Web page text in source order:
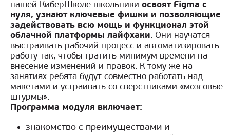
нашей КиберШколе школьники освоят Figma с
нуля, узнают ключевые фишки и позволяющие
задействовать всю мощь и функционал этой
облачной платформы лайфхаки. Они научатся
выстраивать рабочий процесс и автоматизировать
работу так, чтобы тратить минимум времени на
внесение изменений и правок. К тому же на
занятиях ребята будут совместно работать над
макетами и устраивать со сверстниками «мозговые
штурмы».
Программа модуля включает:
знакомство с преимуществами и